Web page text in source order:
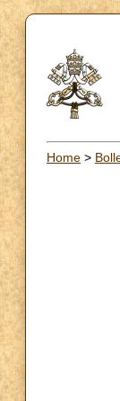
Home >